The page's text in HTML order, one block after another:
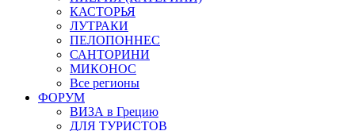
КАСТОРЬЯ
ЛУТРАКИ
ПЕЛОПОННЕС
САНТОРИНИ
МИКОНОС
Все регионы
ФОРУМ
ВИЗА в Грецию
ДЛЯ ТУРИСТОВ